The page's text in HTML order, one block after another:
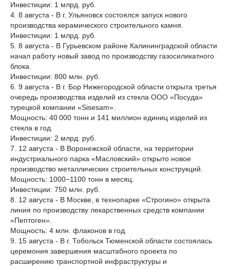
Инвестиции: 1 млрд. руб.
4. 8 августа - В г. Ульяновск состоялся запуск нового
производства керамического строительного камня.
Инвестиции: 1 млрд. руб.
5. 8 августа - В Гурьевском районе Калининградской области
начал работу новый завод по производству газосиликатного
блока.
Инвестиции: 800 млн. руб.
6. 9 августа - В г. Бор Нижегородской области открыта третья
очередь производства изделий из стекла ООО «Посуда»
турецкой компании «Sisesam».
Мощность: 40 000 тонн и 141 миллион единиц изделий из
стекла в год.
Инвестиции: 2 млрд. руб.
7. 12 августа - В Воронежской области, на территории
индустриального парка «Масловский» открыто новое
производство металлических строительных конструкций.
Мощность: 1000−1100 тонн в месяц.
Инвестиции: 750 млн. руб.
8. 12 августа - В Москве, в технопарке «Строгино» открыта
линия по производству лекарственных средств компании
«Пептоген».
Мощность: 4 млн. флаконов в год.
9. 15 августа - В г. Тобольск Тюменской области состоялась
церемония завершения масштабного проекта по
расширению транспортной инфраструктуры и